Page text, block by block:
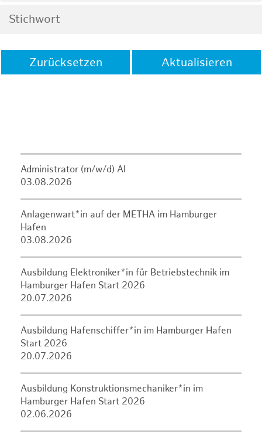
Zurücksetzen Aktualisieren
Administrator (m/w/d) AI
03.08.2026
Anlagenwart*in auf der METHA im Hamburger
Hafen
03.08.2026
Ausbildung Elektroniker*in für Betriebstechnik im
Hamburger Hafen Start 2026
20.07.2026
Ausbildung Hafenschiffer*in im Hamburger Hafen
Start 2026
20.07.2026
Ausbildung Konstruktionsmechaniker*in im
Hamburger Hafen Start 2026
02.06.2026